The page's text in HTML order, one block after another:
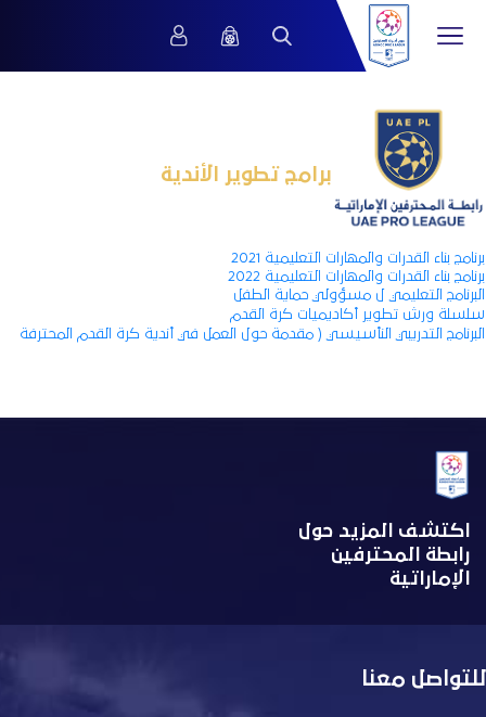
برامج تطوير الأندية
برنامج بناء القدرات والمهارات التعليمية 2021
برنامج بناء القدرات والمهارات التعليمية 2022
البرنامج التعليمي ل مسؤولي حماية الطفل
سلسلة ورش تطوير أكاديميات كرة القدم
البرنامج التدريبي النأسيسي ( مقدمة حول العمل في أندية كرة القدم المحترفة
اكتشف المزيد حول
رابطة المحترفين
الإماراتية
للتواصل معنا